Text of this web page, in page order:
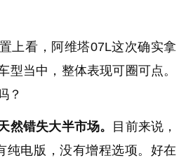
上看，阿维塔07L这次确实拿
型当中，整体表现可圈可点。
？
然错失大半市场。 目前来说，
纯电版，没有增程选项。好在